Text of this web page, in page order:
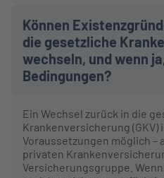
Können
die gesetzliche
wechseln, und wenn
Bedingungen?
Ein Wechsel zurück in die
Krankenversicherung
Voraussetzungen möglich –
privaten
Versicherungsgruppe.